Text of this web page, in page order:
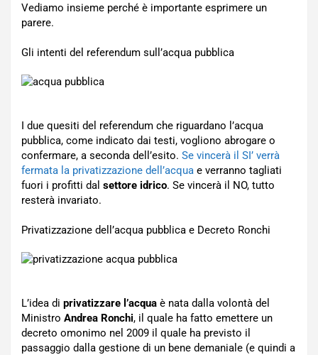
Vediamo insieme perché è importante esprimere un
parere.
Gli intenti del referendum sull’acqua pubblica
I due quesiti del referendum che riguardano l’acqua
pubblica, come indicato dai testi, vogliono abrogare o
confermare, a seconda dell’esito. Se vincerà il SI’ verrà
fermata la privatizzazione dell’acqua e verranno tagliati
fuori i profitti dal settore idrico. Se vincerà il NO, tutto
resterà invariato.
Privatizzazione dell’acqua pubblica e Decreto Ronchi
L’idea di privatizzare l’acqua è nata dalla volontà del
Ministro Andrea Ronchi, il quale ha fatto emettere un
decreto omonimo nel 2009 il quale ha previsto il
passaggio dalla gestione di un bene demaniale (e quindi a